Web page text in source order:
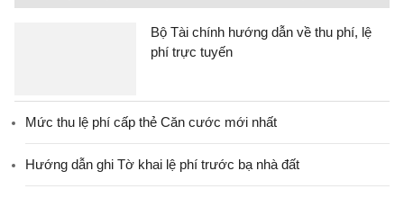
Bộ Tài chính hướng dẫn về thu phí, lệ
phí trực tuyến
Mức thu lệ phí cấp thẻ Căn cước mới nhất
Hướng dẫn ghi Tờ khai lệ phí trước bạ nhà đất